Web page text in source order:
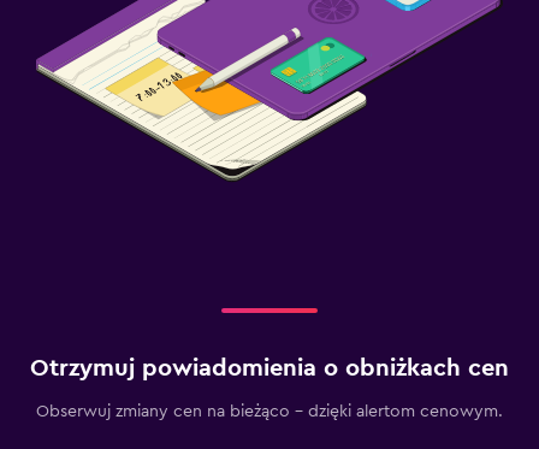
Otrzymuj powiadomienia o obniżkach cen
Obserwuj zmiany cen na bieżąco – dzięki alertom cenowym.